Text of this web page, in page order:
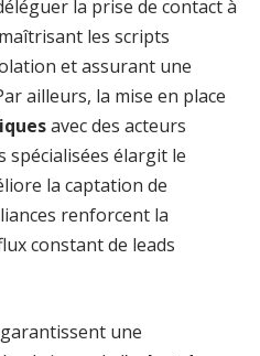
la prise de contact à
les scripts
et assurant une
ailleurs, la mise en place
avec des acteurs
spécialisées élargit le
la captation de
renforcent la
constant de leads
une